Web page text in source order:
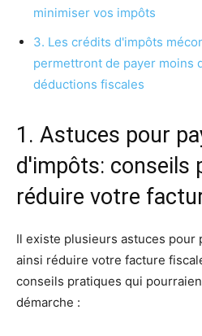
minimiser vos impôts
3. Les crédits d'impôts
permettront de payer moins
déductions fiscales
1. Astuces pour
d'impôts: conseils
réduire votre
Il existe plusieurs astuces pour
ainsi réduire votre facture
conseils pratiques qui
démarche :